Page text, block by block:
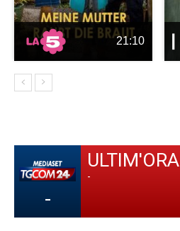
21:10
-
ULTIM'ORA
-